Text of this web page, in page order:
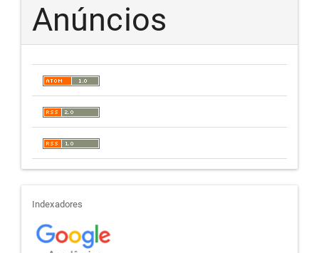
Anúncios
indexadores
Indexadores